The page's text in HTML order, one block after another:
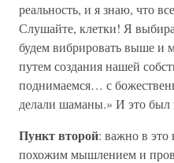
реальность, и я знаю, что
Слушайте, клетки! Я
будем вибрировать выше и
путем создания нашей
поднимаемся… с
делали шаманы.» И это был
Пункт второй: важно в это
похожим мышлением и